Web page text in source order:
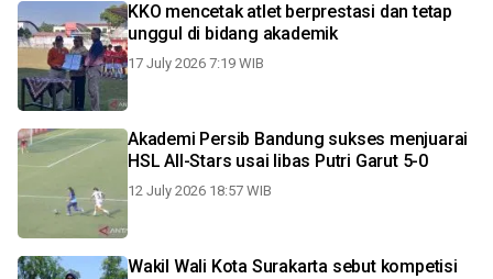
KKO mencetak atlet berprestasi dan tetap
unggul di bidang akademik
17 July 2026 7:19 WIB
Akademi Persib Bandung sukses menjuarai
HSL All-Stars usai libas Putri Garut 5-0
12 July 2026 18:57 WIB
Wakil Wali Kota Surakarta sebut kompetisi